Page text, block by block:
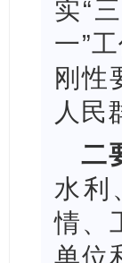
实“
一”
刚性
人民
二
水利
情、
单位